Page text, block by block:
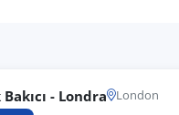
- Londra London